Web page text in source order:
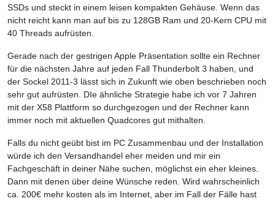
SSDs und steckt in einem leisen kompakten Gehäuse. Wenn das
nicht reicht kann man auf bis zu 128GB Ram und 20-Kern CPU mit
40 Threads aufrüsten.
Gerade nach der gestrigen Apple Präsentation sollte ein Rechner
für die nächsten Jahre auf jeden Fall Thunderbolt 3 haben, und
der Sockel 2011-3 lässt sich in Zukunft wie oben beschrieben noch
sehr gut aufrüsten. DIe ähnliche Strategie habe ich vor 7 Jahren
mit der X58 Plattform so durchgezogen und der Rechner kann
immer noch mit aktuellen Quadcores gut mithalten.
Falls du nicht geübt bist im PC Zusammenbau und der Installation
würde ich den Versandhandel eher meiden und mir ein
Fachgeschäft in deiner Nähe suchen, möglichst ein eher kleines.
Dann mit denen über deine Wünsche reden. Wird wahrscheinlich
ca. 200€ mehr kosten als im Internet, aber im Fall der Fälle hast